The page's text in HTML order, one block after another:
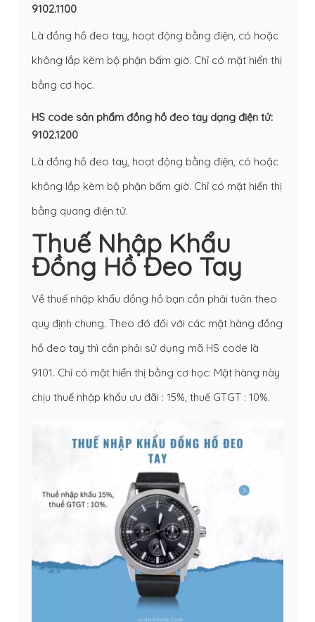
9102.1100
Là đồng hồ đeo tay, hoạt động bằng điện, có hoặc
không lắp kèm bộ phận bấm giờ. Chỉ có mặt hiển thị
bằng cơ học.
HS code sản phẩm đồng hồ đeo tay dạng điện tử:
9102.1200
Là đồng hồ đeo tay, hoạt động bằng điện, có hoặc
không lắp kèm bộ phận bấm giờ. Chỉ có mặt hiển thị
bằng quang điện tử.
Thuế Nhập Khẩu
Đồng Hồ Đeo Tay
Về thuế nhập khẩu đồng hồ bạn cần phải tuân theo
quy định chung. Theo đó đối với các mặt hàng đồng
hồ đeo tay thì cần phải sử dụng mã HS code là
9101. Chỉ có mặt hiển thị bằng cơ học: Mặt hàng này
chịu thuế nhập khẩu ưu đãi : 15%, thuế GTGT : 10%.